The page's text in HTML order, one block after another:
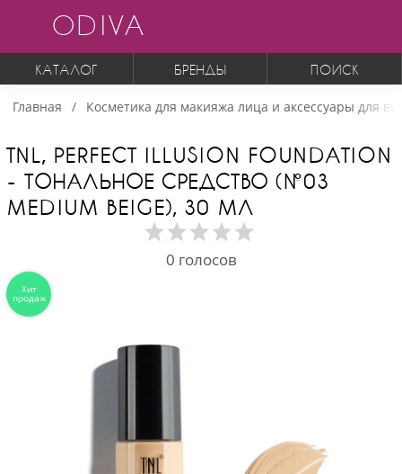
ODIVA
КАТАЛОГ БРЕНДЫ ПОИСК
Главная Косметика для макияжа лица и аксессуары для
TNL, PERFECT ILLUSION FOUNDATION
- ТОНАЛЬНОЕ СРЕДСТВО (№03
MEDIUM BEIGE), 30 МЛ
0 голосов